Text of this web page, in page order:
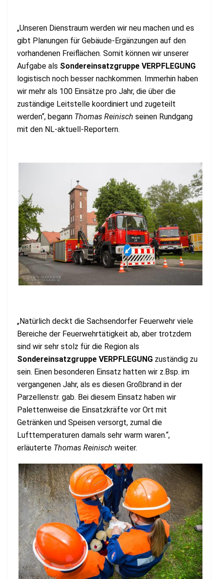
„Unseren Dienstraum werden wir neu machen und es
gibt Planungen für Gebäude-Ergänzungen auf den
vorhandenen Freiflächen. Somit können wir unserer
Aufgabe als Sondereinsatzgruppe VERPFLEGUNG
logistisch noch besser nachkommen. Immerhin haben
wir mehr als 100 Einsätze pro Jahr, die über die
zuständige Leitstelle koordiniert und zugeteilt
werden“, begann Thomas Reinisch seinen Rundgang
mit den NL-aktuell-Reportern.
„Natürlich deckt die Sachsendorfer Feuerwehr viele
Bereiche der Feuerwehrtätigkeit ab, aber trotzdem
sind wir sehr stolz für die Region als
Sondereinsatzgruppe VERPFLEGUNG zuständig zu
sein. Einen besonderen Einsatz hatten wir z.Bsp. im
vergangenen Jahr, als es diesen Großbrand in der
Parzellenstr. gab. Bei diesem Einsatz haben wir
Palettenweise die Einsatzkräfte vor Ort mit
Getränken und Speisen versorgt, zumal die
Lufttemperaturen damals sehr warm waren.“,
erläuterte Thomas Reinisch weiter.